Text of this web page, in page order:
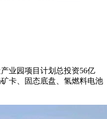
业园项目计划总投资56亿
卡、固态底盘、氢燃料电池